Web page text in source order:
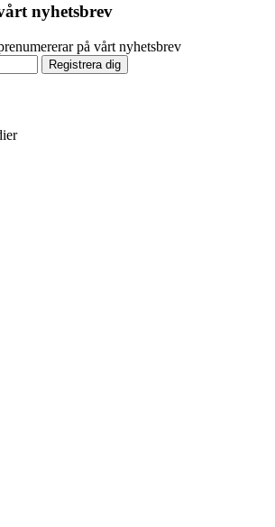
nyhetsbrev
på vårt nyhetsbrev
Registrera dig